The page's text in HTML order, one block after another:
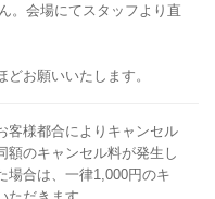
。会場にてスタッフより直
お願いいたします。
客様都合によりキャンセル
額のキャンセル料が発生し
場合は、一律1,000円のキ